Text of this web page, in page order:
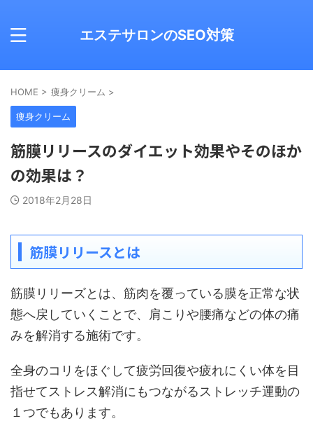
エステサロンのSEO対策
HOME > 痩身クリーム >
痩身クリーム
筋膜リリースのダイエット効果やそのほか
の効果は？
2018年2月28日
筋膜リリースとは
筋膜リリーズとは、筋肉を覆っている膜を正常な状
態へ戻していくことで、肩こりや腰痛などの体の痛
みを解消する施術です。
全身のコリをほぐして疲労回復や疲れにくい体を目
指せてストレス解消にもつながるストレッチ運動の
１つでもあります。